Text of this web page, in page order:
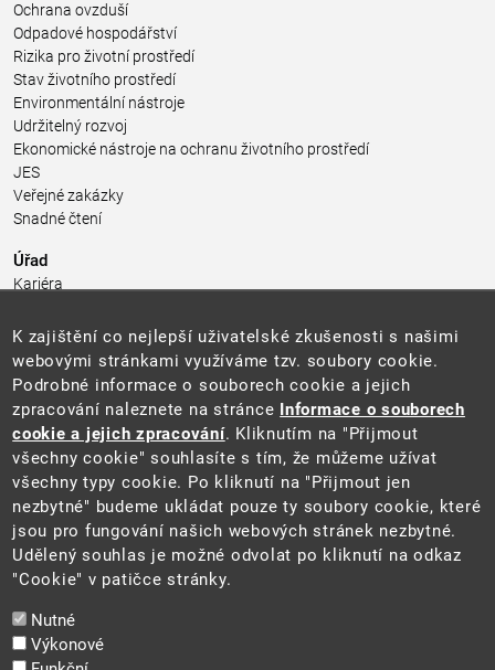
Ochrana ovzduší
Odpadové hospodářství
Rizika pro životní prostředí
Stav životního prostředí
Environmentální nástroje
Udržitelný rozvoj
Ekonomické nástroje na ochranu životního prostředí
JES
Veřejné zakázky
Snadné čtení
Úřad
Kariéra
Pro média a veřejnost
Povinně zveřejňované informace
Kontakty
Přistupnost budovy úřadu MŽP
(PDF, 204 kB)
Web
Aktuality
Ochrana osobních údajů
Prohlášení o přístupnosti
Zásady používání cookies
Mapa webu
K zajištění co nejlepší uživatelské zkušenosti s našimi
webovými stránkami využíváme tzv. soubory cookie.
Podrobné informace o souborech cookie a jejich
zpracování naleznete na stránce Informace o souborech
cookie a jejich zpracování. Kliknutím na "Přijmout
všechny cookie" souhlasíte s tím, že můžeme užívat
všechny typy cookie. Po kliknutí na "Přijmout jen
nezbytné" budeme ukládat pouze ty soubory cookie, které
jsou pro fungování našich webových stránek nezbytné.
Udělený souhlas je možné odvolat po kliknutí na odkaz
"Cookie" v patičce stránky.
Nutné
Výkonové